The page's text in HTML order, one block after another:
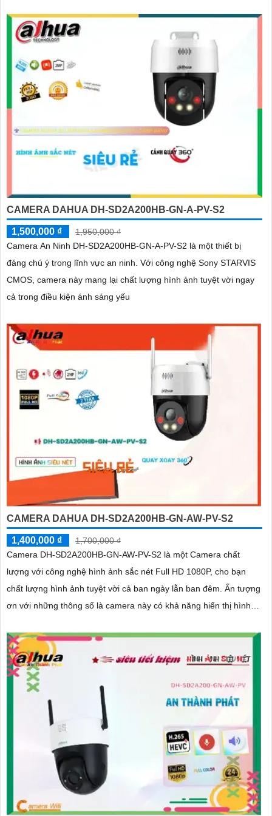
CAMERA DAHUA DH-SD2A200HB-GN-A-PV-S2
1,500,000 ₫
1,950,000 ₫
Camera An Ninh DH-SD2A200HB-GN-A-PV-S2 là một thiết bị
đáng chú ý trong lĩnh vực an ninh. Với công nghệ Sony STARVIS
CMOS, camera này mang lại chất lượng hình ảnh tuyệt vời ngay
cả trong điều kiện ánh sáng yếu
CAMERA DAHUA DH-SD2A200HB-GN-AW-PV-S2
1,400,000 ₫
1,700,000 ₫
Camera DH-SD2A200HB-GN-AW-PV-S2 là một Camera chất
lượng với công nghệ hình ảnh sắc nét Full HD 1080P, cho bạn
chất lượng hình ảnh tuyệt vời cả ban ngày lẫn ban đêm. Ấn tượng
ơn với những thông số là camera này có khả năng hiển thị hình